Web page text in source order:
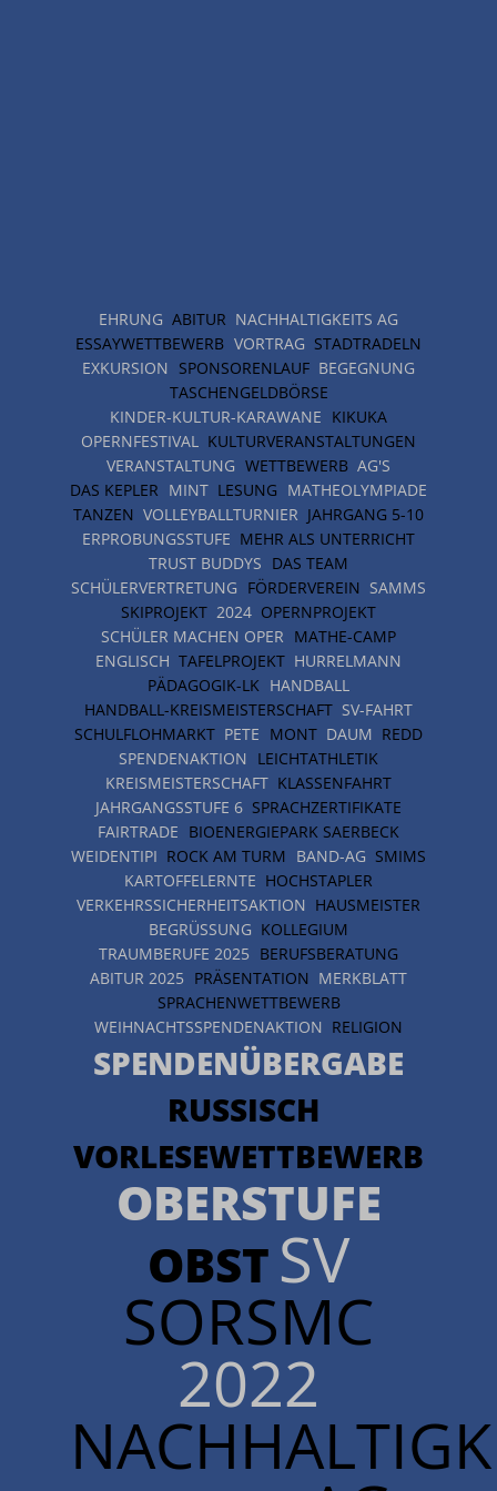
EHRUNG ABITUR NACHHALTIGKEITS AG
ESSAYWETTBEWERB VORTRAG STADTRADELN
EXKURSION SPONSORENLAUF BEGEGNUNG
TASCHENGELDBÖRSE
KINDER-KULTUR-KARAWANE KIKUKA
OPERNFESTIVAL
KULTURVERANSTALTUNGEN
VERANSTALTUNG WETTBEWERB AG'S
DAS KEPLER MINT LESUNG MATHEOLYMPIADE
TANZEN VOLLEYBALLTURNIER JAHRGANG 5-10
ERPROBUNGSSTUFE MEHR ALS UNTERRICHT
TRUST BUDDYS DAS TEAM
SCHÜLERVERTRETUNG FÖRDERVEREIN SAMMS
SKIPROJEKT 2024 OPERNPROJEKT
SCHÜLER MACHEN OPER MATHE-CAMP
ENGLISCH TAFELPROJEKT HURRELMANN
PÄDAGOGIK-LK HANDBALL
HANDBALL-KREISMEISTERSCHAFT SV-FAHRT
SCHULFLOHMARKT PETE MONT DAUM REDD
SPENDENAKTION LEICHTATHLETIK
KREISMEISTERSCHAFT KLASSENFAHRT
JAHRGANGSSTUFE 6 SPRACHZERTIFIKATE
FAIRTRADE BIOENERGIEPARK SAERBECK
WEIDENTIPI ROCK AM TURM BAND-AG SMIMS
KARTOFFELERNTE HOCHSTAPLER
VERKEHRSSICHERHEITSAKTION HAUSMEISTER
BEGRÜSSUNG
KOLLEGIUM
TRAUMBERUFE 2025 BERUFSBERATUNG
ABITUR 2025 PRÄSENTATION MERKBLATT
SPRACHENWETTBEWERB
WEIHNACHTSSPENDENAKTION RELIGION
SPENDENÜBERGABE
RUSSISCH
VORLESEWETTBEWERB
OBERSTUFE
OBST SV
SORSMC
2022